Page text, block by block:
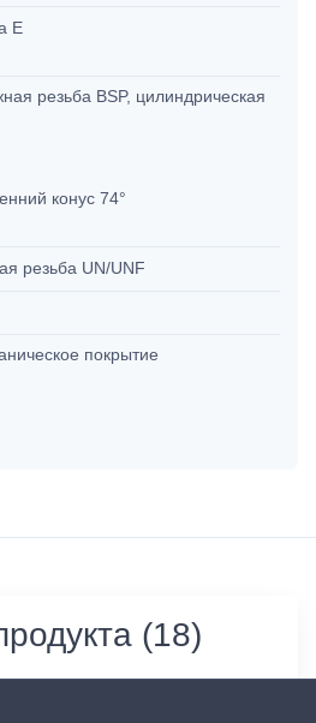
E
резьба BSP, цилиндрическая
конус 74°
резьба UN/UNF
покрытие
(18)